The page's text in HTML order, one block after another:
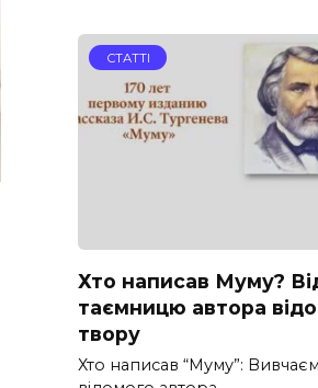
СТАТТІ
Хто написав Муму?
таємницю автора
твору
Хто написав “Муму”: